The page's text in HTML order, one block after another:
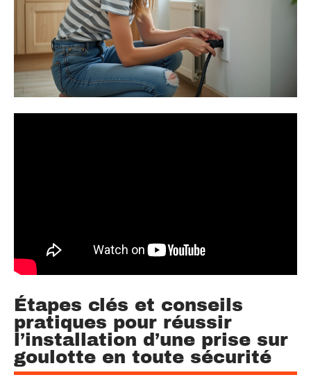
Étapes clés et conseils
pratiques pour réussir
l’installation d’une prise sur
goulotte en toute sécurité